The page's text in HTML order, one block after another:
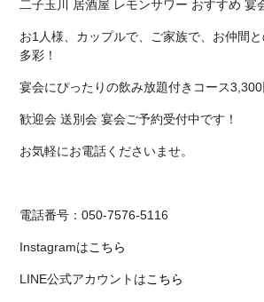
二子玉川 居酒屋 レモンサワー おすすめ 宴
お1人様、カップルで、ご家族で、お仲間
多彩！
宴会にぴったりの飲み放題付きコース3,300
歓迎会 送別会 宴会ご予約受付中です！
お気軽にお電話くださいませ。
電話番号：050-7576-5116
Instagramはこちら
LINE公式アカウントはこちら